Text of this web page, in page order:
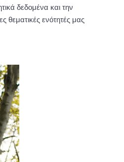
δεδομένα και την
θεματικές ενότητές μας